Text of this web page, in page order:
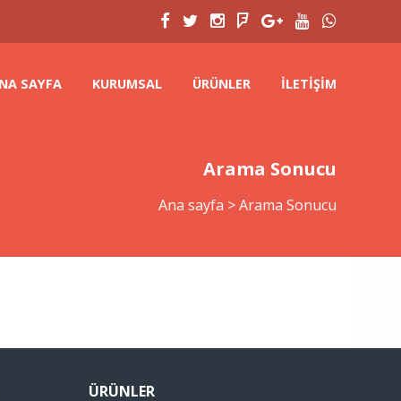
SAYFA KURUMSAL ÜRÜNLER İLETIŞIM
Arama Sonucu
Ana sayfa >Arama Sonucu
ÜRÜNLER